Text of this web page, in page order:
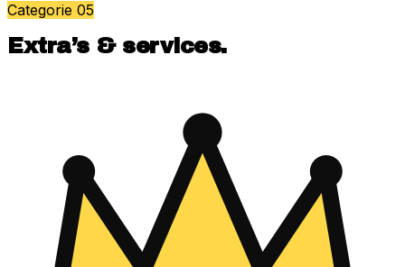
Categorie 05
Extra’s & services.